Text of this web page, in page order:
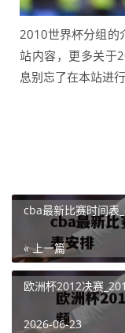
2010世界杯分组的
站内容，更多关于
息别忘了在本站进行
cba最新比赛时间表
« 上一篇
欧洲杯2012决赛
2026-06-23